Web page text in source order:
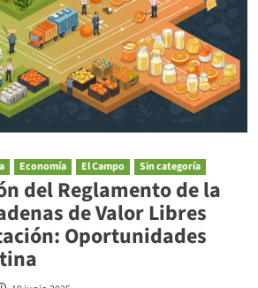
Economía El Campo Sin categoría
del Reglamento de la
de Valor Libres
Oportunidades